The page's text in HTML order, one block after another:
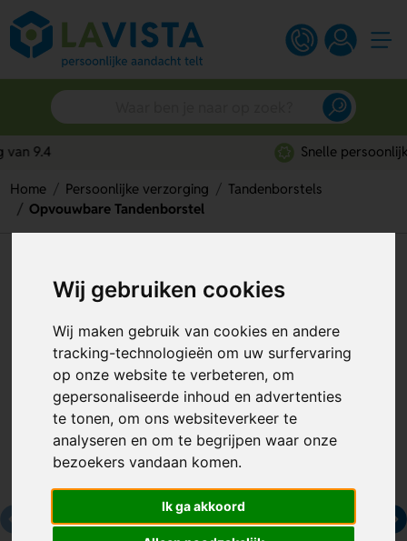
Wij gebruiken cookies
Wij maken gebruik van cookies en andere
tracking-technologieën om uw surfervaring
op onze website te verbeteren, om
gepersonaliseerde inhoud en advertenties
te tonen, om ons websiteverkeer te
analyseren en om te begrijpen waar onze
bezoekers vandaan komen.
Ik ga akkoord
Snelle persoonlijke service
Home Persoonlijke verzorging
Tandenborstels
Opvouwbare Tandenborstel
Artikelnummer:308129